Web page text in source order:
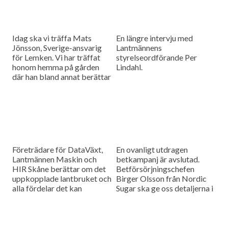
Idag ska vi träffa Mats
Jönsson, Sverige-ansvarig
för Lemken. Vi har träffat
honom hemma på gården
där han bland annat berättar
En längre intervju med
Lantmännens
styrelseordförande Per
Lindahl.
Företrädare för DataVäxt,
Lantmännen Maskin och
HIR Skåne berättar om det
uppkopplade lantbruket och
alla fördelar det kan
En ovanligt utdragen
betkampanj är avslutad.
Betförsörjningschefen
Birger Olsson från Nordic
Sugar ska ge oss detaljerna i